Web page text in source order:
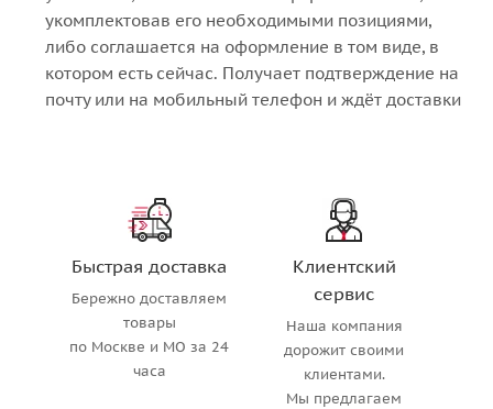
укомплектовав его необходимыми позициями,
либо соглашается на оформление в том виде, в
котором есть сейчас. Получает подтверждение на
почту или на мобильный телефон и ждёт доставки
Быстрая доставка
Бережно доставляем
товары
по Москве и МО за 24
часа
Клиентский
сервис
Наша компания
дорожит своими
клиентами.
Мы предлагаем